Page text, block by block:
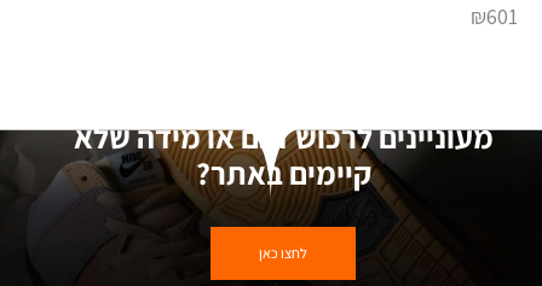
₪601
מעוניינים לרכוש דגם או מידה שלא
קיימים באתר?
לחצו כאן